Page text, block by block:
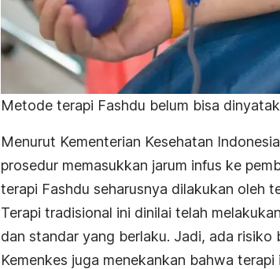
Metode terapi Fashdu belum bisa
Menurut Kementerian Kesehatan
prosedur memasukkan jarum infus ke
terapi Fashdu seharusnya dilakukan oleh
Terapi tradisional ini dinilai telah
dan standar yang berlaku. Jadi, ada risiko
Kemenkes juga menekankan bahwa